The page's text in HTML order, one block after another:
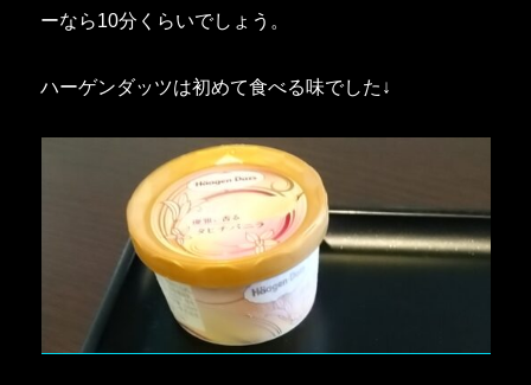
ーなら10分くらいでしょう。
ハーゲンダッツは初めて食べる味でした↓